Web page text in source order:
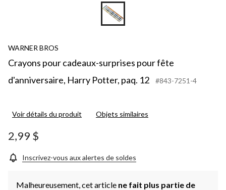
WARNER BROS
Crayons pour cadeaux-surprises pour fête
d'anniversaire, Harry Potter, paq. 12
#843-7251-4
Voir détails du produit Objets similaires
2,99 $
Inscrivez-vous aux alertes de soldes
Malheureusement, cet article ne fait plus partie de